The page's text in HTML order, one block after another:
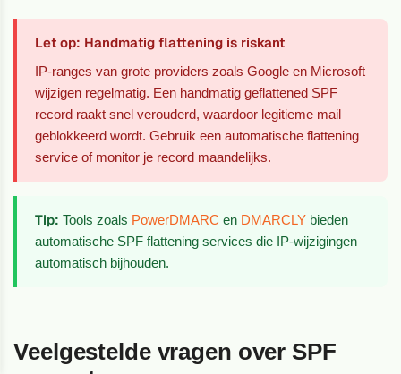
Let op: Handmatig flattening is riskant
IP-ranges van grote providers zoals Google en Microsoft
wijzigen regelmatig. Een handmatig geflattened SPF
record raakt snel verouderd, waardoor legitieme mail
geblokkeerd wordt. Gebruik een automatische flattening
service of monitor je record maandelijks.
Tip: Tools zoals PowerDMARC en DMARCLY bieden
automatische SPF flattening services die IP-wijzigingen
automatisch bijhouden.
Veelgestelde vragen over SPF